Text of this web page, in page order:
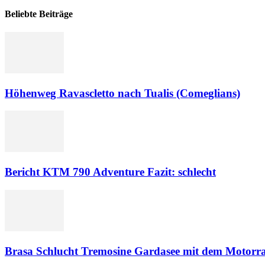
Beliebte Beiträge
Höhenweg Ravascletto nach Tualis (Comeglians)
Bericht KTM 790 Adventure Fazit: schlecht
Brasa Schlucht Tremosine Gardasee mit dem